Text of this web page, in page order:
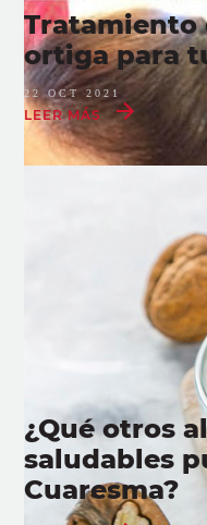
Tratamiento
ortiga para
22 OCT 2021
LEER MÁS
¿Qué otros
saludables
Cuaresma?